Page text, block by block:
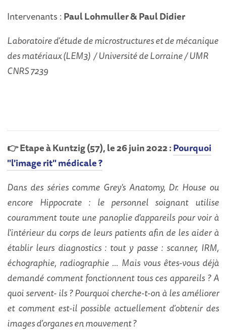
Intervenants :Paul Lohmuller & Paul Didier
Laboratoire d’étude de microstructures et de mécanique
des matériaux (LEM3) / Université de Lorraine / UMR
CNRS 7239
👉 Etape à Kuntzig (57), le 26 juin 2022 :Pourquoi
"l'image rit" médicale ?
Dans des séries comme Grey's Anatomy, Dr. House ou
encore Hippocrate : le personnel soignant utilise
couramment toute une panoplie d'appareils pour voir à
l'intérieur du corps de leurs patients afin de les aider à
établir leurs diagnostics : tout y passe : scanner, IRM,
échographie, radiographie ... Mais vous êtes-vous déjà
demandé comment fonctionnent tous ces appareils ? A
quoi servent- ils ? Pourquoi cherche-t-on à les améliorer
et comment est-il possible actuellement d’obtenir des
images d’organes en mouvement ?